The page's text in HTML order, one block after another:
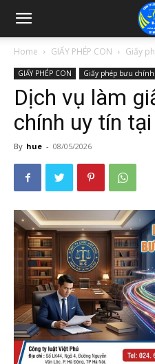
Home GIẤY PHÉP CON Giấy
GIẤY PHÉP CON Giấy phép bưu chính
Dịch vụ làm
chính uy tín
By hue - 08/05/2026